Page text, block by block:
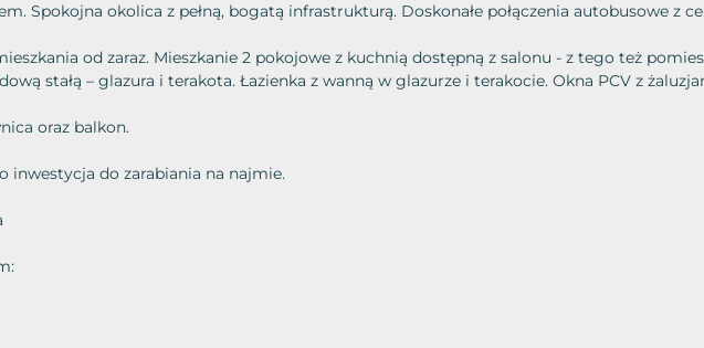
Spokojna okolica z pełną, bogatą infrastrukturą. Doskonałe połączenia autobusowe z
od zaraz. Mieszkanie 2 pokojowe z kuchnią dostępną z salonu - z tego też
stałą – glazura i terakota. Łazienka z wanną w glazurze i terakocie. Okna PCV z
oraz balkon.
inwestycja do zarabiania na najmie.